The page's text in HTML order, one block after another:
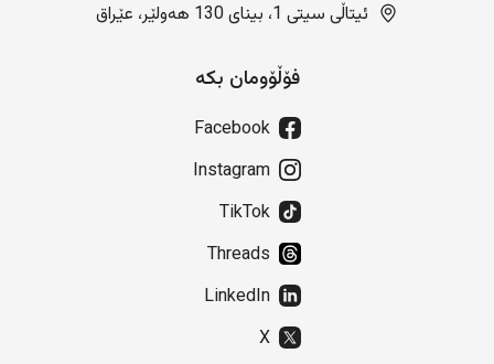
ئیتاڵی سیتی 1، بینای 130 هەولێر، عێراق
فۆڵۆومان بکە
Facebook
Instagram
TikTok
Threads
LinkedIn
X